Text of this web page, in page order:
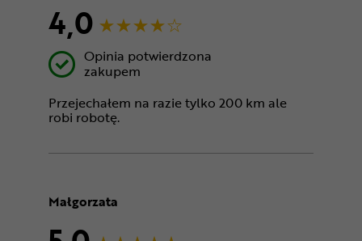
4,0
Opinia potwierdzona
zakupem
Przejechałem na razie tylko 200 km ale
robi robotę.
Małgorzata